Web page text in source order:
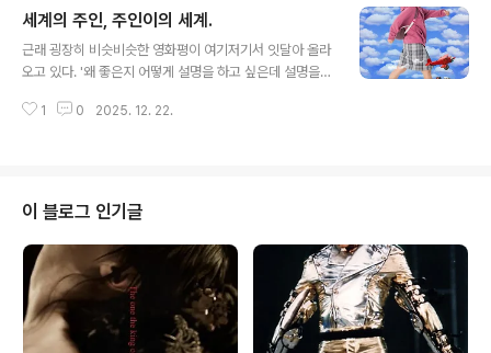
스콧)은 어느날 이웃 해리(폴 메스칼)을 알게 된다. 세상 살
이에 미련이라곤 없어진 아담은 어느날 "함께 시간을 보내
는 게 어떠냐"는 해리의 요청을 냉정하게 거절한다. 뒤늦게
숙한 사이가 된다. 그러던 어느날, 아담은 갑자기 어려서 살
세계의 주인, 주인이의 세계.
근래 굉장히 비슷비슷한 영화평이 여기저기서 잇달아 올라
오고 있다. '왜 좋은지 어떻게 설명을 하고 싶은데 설명을
안타까움'을 호소하는 내용이 대부분이다. . 여고생 주인은
반 남학생 수호가 서명운동에 참여할 것을 부탁하는데, 주
인은 정색을 하고 거절한다. 아니 충분히 찬성할만한 일인
데 왜? 영화의 전반은 수수께끼를 내고, 후반은 그 수수께
끼의 답을 준다. 의아했던 것들이 풀려 나가면서, 관객들의
마음이 무너져 내리게 하는 묘한 영화. 미스테리는 해결되
고, 웃음이 화면 가득 차오..
1 0 2025. 12. 22.
이 블로그 인기글